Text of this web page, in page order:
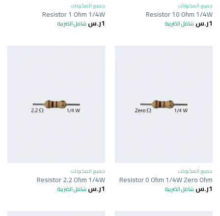
جميع المكونات
Resistor 10 Ohm 1/4W
1ر.س شامل الضريبة
جميع المكونات
Resistor 1 Ohm 1/4W
1ر.س شامل الضريبة
جميع المكونات
Resistor 0 Ohm 1/4W Zero Ohm
1ر.س شامل الضريبة
جميع المكونات
Resistor 2.2 Ohm 1/4W
1ر.س شامل الضريبة